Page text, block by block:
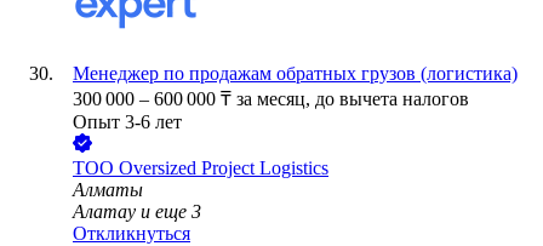
Менеджер по продажам обратных грузов (логистика)
300 000 – 600 000 ₸ за месяц, до вычета налогов
Опыт 3-6 лет
ТОО Oversized Project Logistics
Алматы
Алатау и еще 3
Откликнуться